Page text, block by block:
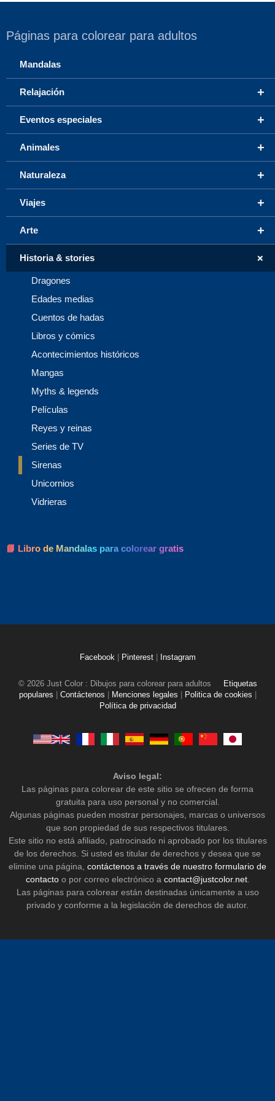
Páginas para colorear para adultos
Mandalas
+
Relajación
+
Eventos especiales
+
Animales
+
Naturaleza
+
Viajes
+
Arte
+
Historia & stories
Dragones
Edades medias
Cuentos de hadas
Libros y cómics
Acontecimientos históricos
Mangas
Myths & legends
Películas
Reyes y reinas
Series de TV
Sirenas
Unicornios
Vidrieras
📘 Libro de Mandalas para colorear gratis
Facebook Pinterest Instagram
© 2026 Just Color : Dibujos para colorear para adultos
Etiquetas
populares
Contáctenos Menciones legales Politica de cookies
Política de privacidad
Aviso legal:
Las páginas para colorear de este sitio se ofrecen de forma
gratuita para uso personal y no comercial.
Algunas páginas pueden mostrar personajes, marcas o universos
que son propiedad de sus respectivos titulares.
Este sitio no está afiliado, patrocinado ni aprobado por los titulares
de los derechos. Si usted es titular de derechos y desea que se
elimine una página, contáctenos a través de nuestro formulario de
contactoo por correo electrónico a contact@justcolor.net.
Las páginas para colorear están destinadas únicamente a uso
privado y conforme a la legislación de derechos de autor.